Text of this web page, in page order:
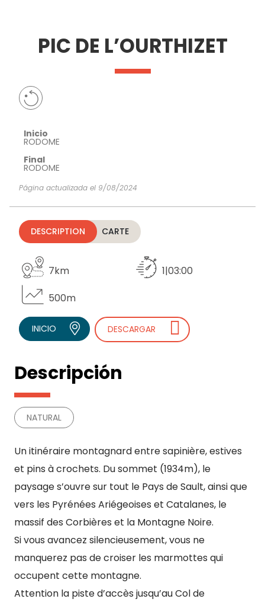
IMPRESCINDIBLES
HACER
INSPIRACIONES
PIC DE L’OURTHIZET
Inicio
RODOME
Final
RODOME
Página actualizada el 9/08/2024
DESCRIPTION CARTE
7km
1|03:00
500m
INICIO DESCARGAR
Descripción
NATURAL
Un itinéraire montagnard entre sapinière, estives
et pins à crochets. Du sommet (1934m), le
paysage s’ouvre sur tout le Pays de Sault, ainsi que
vers les Pyrénées Ariégeoises et Catalanes, le
massif des Corbières et la Montagne Noire.
Si vous avancez silencieusement, vous ne
manquerez pas de croiser les marmottes qui
occupent cette montagne.
Attention la piste d’accès jusqu’au Col de